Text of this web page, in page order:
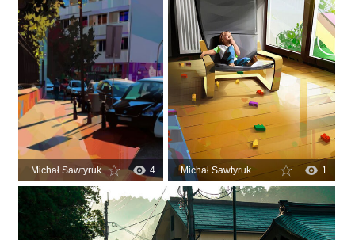
Michał Sawtyruk 4 Michał Sawtyruk 1